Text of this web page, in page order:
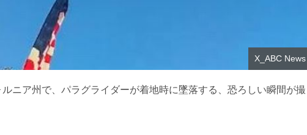
X_ABC News
ニア州で、パラグライダーが着地時に墜落する、恐ろしい瞬間が撮